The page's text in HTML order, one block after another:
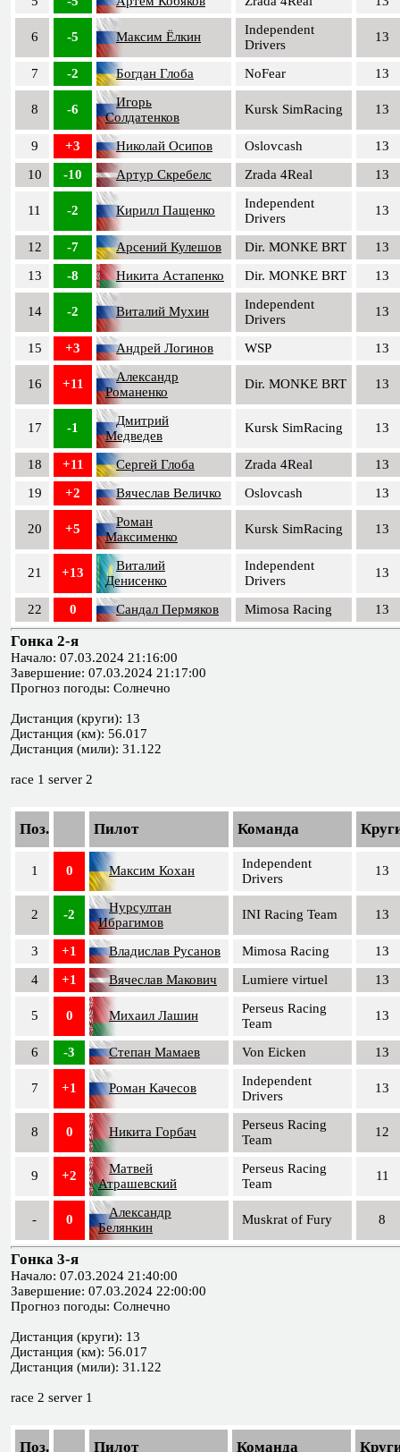
6 -5 Максим Ёлкин
Independent
Drivers
13
7 -2 Богдан Глоба NoFear 13
8 -6
Игорь
Солдатенков
Kursk SimRacing 13
9 +3 Николай Осипов Oslovcash
13
10
-10 Артур Скребелс Zrada 4Real 13
11 -2 Кирилл Пащенко
Independent
Drivers
13
12 -7 Арсений Кулешов Dir. MONKE BRT
13
13
-8 Никита Астапенко Dir. MONKE BRT 13
14 -2 Виталий Мухин
Independent
Drivers
13
15 +3 Андрей Логинов WSP 13
16 +11
Александр
Романенко
Dir. MONKE BRT 13
17 -1
Дмитрий
Медведев
Kursk SimRacing 13
18 +11 Сергей Глоба Zrada 4Real
13
19
+2 Вячеслав Величко Oslovcash 13
20 +5
Роман
Максименко
Kursk SimRacing 13
21 +13
Виталий
Денисенко
Independent
Drivers
13
22 0 Сандал Пермяков Mimosa Racing 13
Гонка 2-я
Начало: 07.03.2024 21:16:00
Завершение: 07.03.2024 21:17:00
Прогноз погоды: Солнечно
Дистанция (круги): 13
Дистанция (км): 56.017
Дистанция (мили): 31.122
race 1 server 2
Поз. Пилот Команда
1 0 Максим Кохан
Independent
Drivers
13
2 -2
Нурсултан
Ибрагимов
INI Racing Team 13
3 +1 Владислав Русанов Mimosa Racing
13
4
+1 Вячеслав Макович Lumiere virtuel 13
5 0 Михаил Лашин
Perseus Racing
Team
13
6 -3 Степан Мамаев Von Eicken 13
7 +1 Роман Качесов
Independent
Drivers
13
8 0 Никита Горбач
Perseus Racing
Team
12
9 +2
Матвей
Атрашевский
Perseus Racing
Team
11
- 0
Александр
Белянкин
Muskrat of Fury 8
Гонка 3-я
Начало: 07.03.2024 21:40:00
Завершение: 07.03.2024 22:00:00
Прогноз погоды: Солнечно
Дистанция (круги): 13
Дистанция (км): 56.017
Дистанция (мили): 31.122
race 2 server 1
Поз. Пилот Команда